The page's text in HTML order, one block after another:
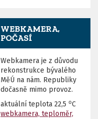
WEBKAMERA,
POČASÍ
Webkamera je z důvodu
rekonstrukce bývalého
MěÚ na nám. Republiky
dočasně mimo provoz.
aktuální teplota 22,5 oC
webkamera, teploměr,